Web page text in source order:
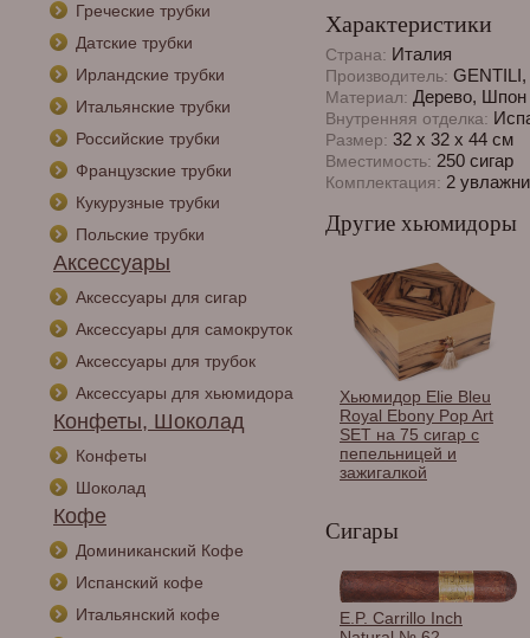
Греческие трубки
Датские трубки
Ирландские трубки
Итальянские трубки
Российские трубки
Французские трубки
Кукурузные трубки
Польские трубки
Аксессуары
Аксессуары для сигар
Аксессуары для самокруток
Аксессуары для трубок
Аксессуары для хьюмидора
Конфеты, Шоколад
Конфеты
Шоколад
Кофе
Доминиканский Кофе
Испанский кофе
Итальянский кофе
Характеристики
Страна: Италия
Производитель:
Материал: Дерево, Шпон
Внутренняя отделка:
Размер: 32 х 32 х 44 см
Вместимость: 250 сигар
Комплектация: 2
Другие хьюмидоры
Хьюмидор Elie Bleu
Royal Ebony Pop Art
SET на 75 сигар с
пепельницей и
зажигалкой
Сигары
E.P. Carrillo Inch